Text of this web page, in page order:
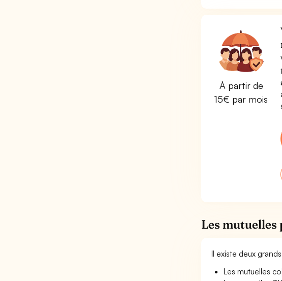
À partir de
15€ par mois
Les
Il existe deux
Les mutuelles